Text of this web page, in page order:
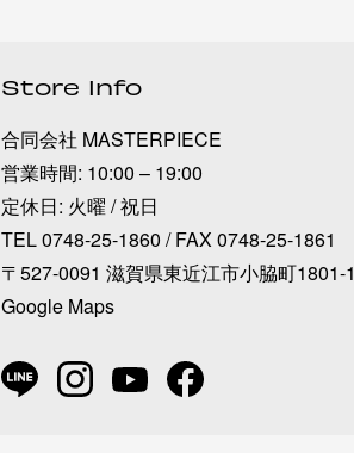
Store Info
合同会社 MASTERPIECE
営業時間: 10:00 – 19:00
定休日: 火曜 / 祝日
TEL 0748-25-1860 / FAX 0748-25-1861
〒527-0091 滋賀県東近江市小脇町1801-1
Google Maps